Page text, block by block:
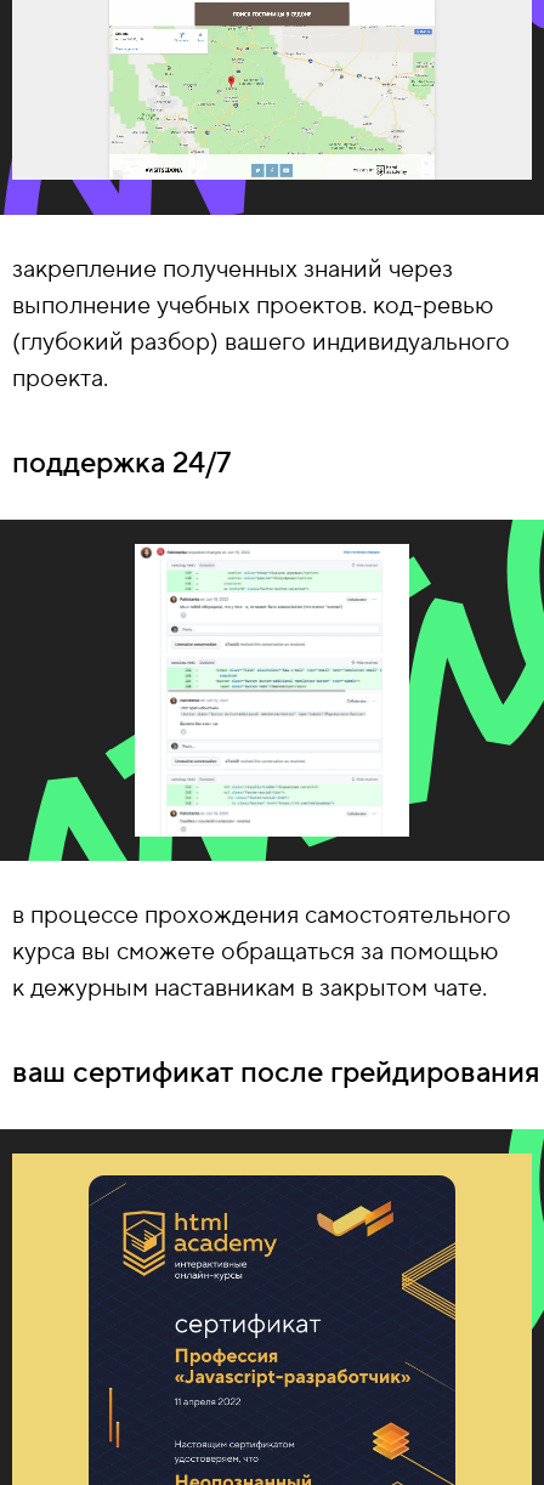
закрепление полученных знаний через
выполнение учебных проектов. код-ревью
(глубокий разбор) вашего индивидуального
проекта.
поддержка 24/7
в процессе прохождения самостоятельного
курса вы сможете обращаться за помощью
к дежурным наставникам в закрытом чате.
ваш сертификат после грейдирования